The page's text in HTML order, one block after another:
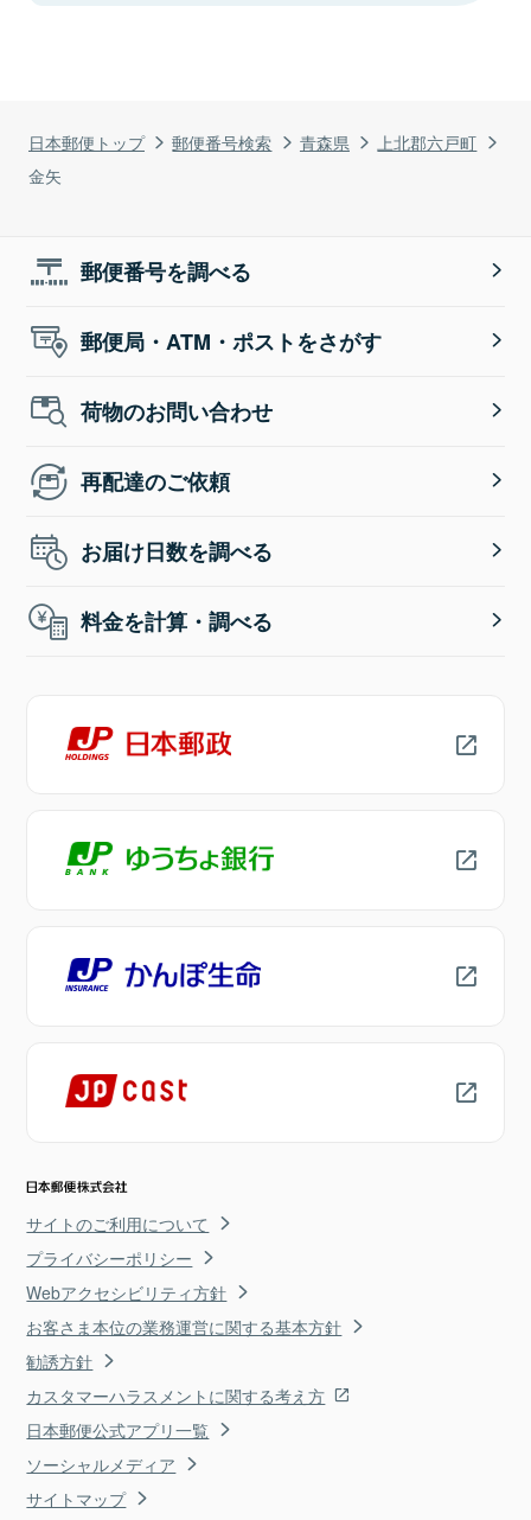
日本郵便トップ 郵便番号検索 青森県
上北郡六戸町
金矢
郵便番号を調べる
郵便局・ATM・ポストをさがす
荷物のお問い合わせ
再配達のご依頼
お届け日数を調べる
料金を計算・調べる
サイトのご利用について
プライバシーポリシー
Webアクセシビリティ方針
お客さま本位の業務運営に関する基本方針
勧誘方針
カスタマーハラスメントに関する考え方
日本郵便公式アプリ一覧
ソーシャルメディア
サイトマップ